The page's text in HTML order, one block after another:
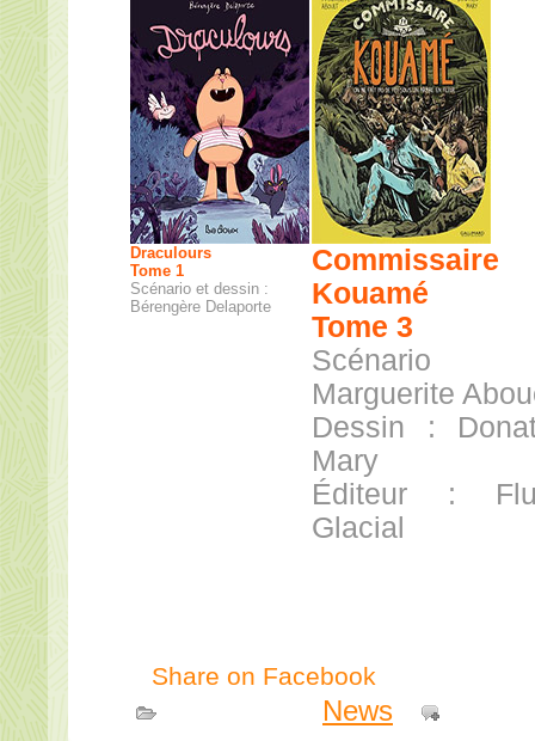
Draculours
Tome 1
Scénario et dessin :
Bérengère Delaporte
Commissaire
Kouamé
Tome 3
Marguerite
Dessin :
Mary
Éditeur :
Glacial
Share on Facebook
News